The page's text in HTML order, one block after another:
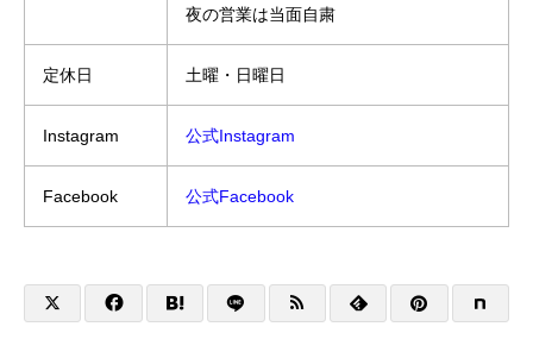
夜の営業は当面自粛
定休日 土曜・日曜日
Instagram 公式Instagram
Facebook 公式Facebook